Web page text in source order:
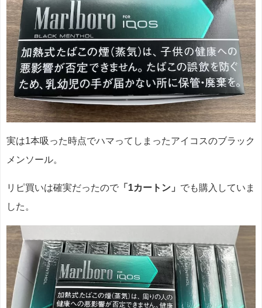
実は1本吸った時点でハマってしまったアイコスのブラック
メンソール。
リピ買いは確実だったので 「1カートン」 でも購入していま
した。